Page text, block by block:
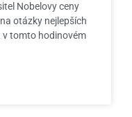
Nobelovy ceny
otázky nejlepších
v tomto hodinovém